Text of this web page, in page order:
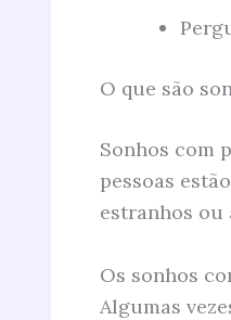
O que são
Sonhos com
pessoas
estranhos ou
Os sonhos
Algumas